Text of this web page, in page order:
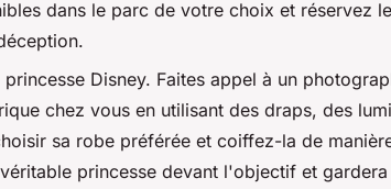
dans le parc de votre choix et réservez
Disney. Faites appel à un
chez vous en utilisant des draps, des
sa robe préférée et coiffez-la de
princesse devant l'objectif et